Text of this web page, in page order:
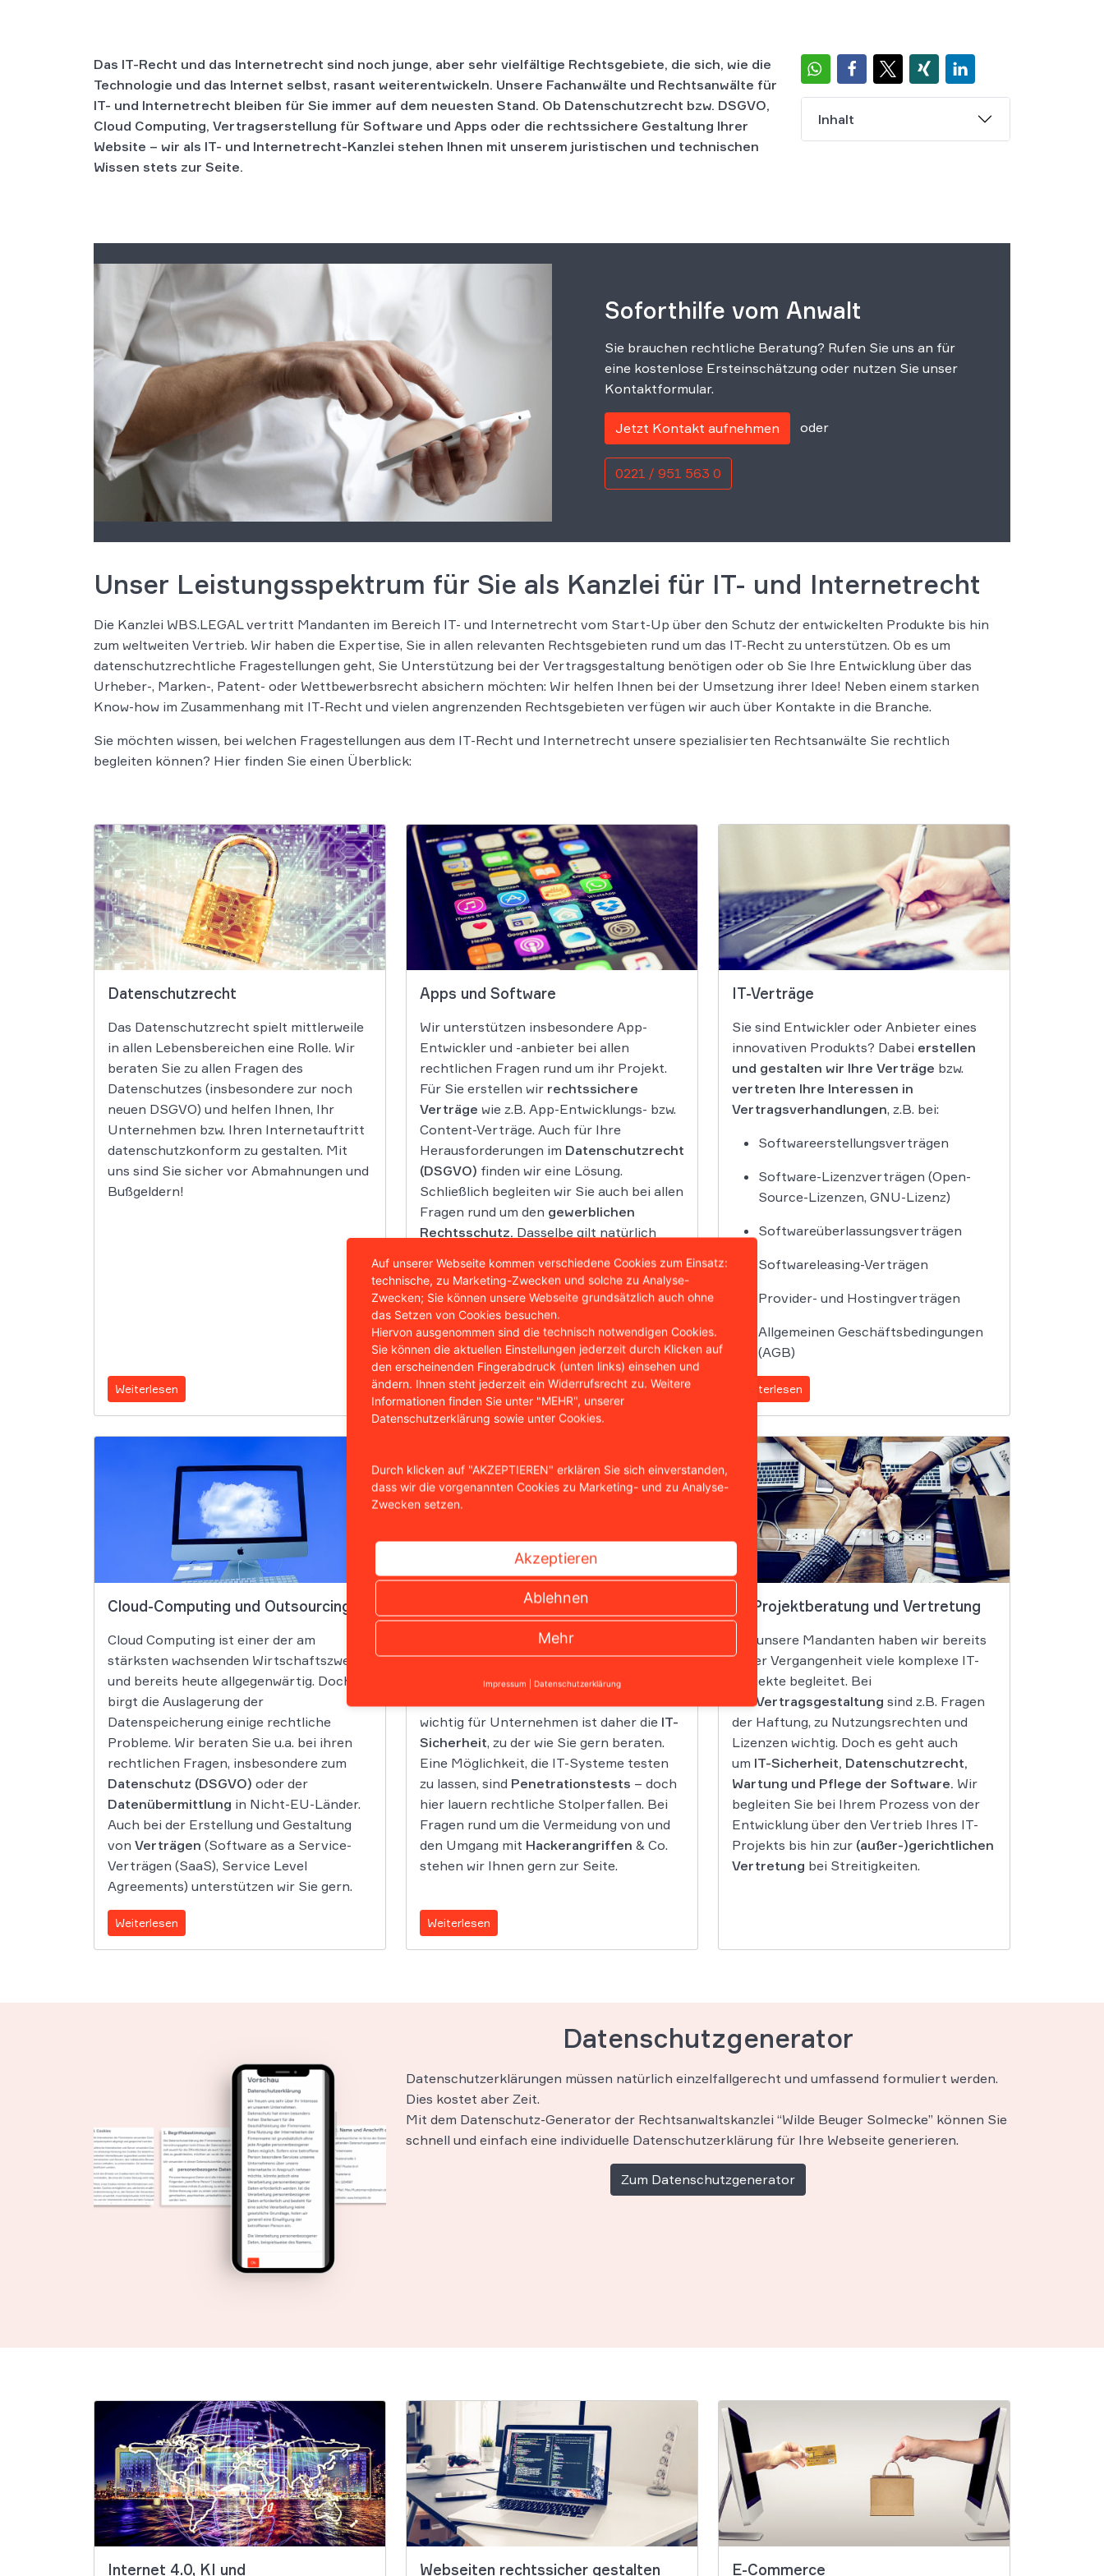
Inhalt
Das IT-Recht und das Internetrecht sind noch junge, aber sehr vielfältige Rechtsgebiete, die sich, wie die
Technologie und das Internet selbst, rasant weiterentwickeln. Unsere Fachanwälte und Rechtsanwälte für
IT- und Internetrecht bleiben für Sie immer auf dem neuesten Stand. Ob Datenschutzrecht bzw. DSGVO,
Cloud Computing, Vertragserstellung für Software und Apps oder die rechtssichere Gestaltung Ihrer
Website – wir als IT- und Internetrecht-Kanzlei stehen Ihnen mit unserem juristischen und technischen
Wissen stets zur Seite.
Soforthilfe vom Anwalt
Sie brauchen rechtliche Beratung? Rufen Sie uns an für
eine kostenlose Ersteinschätzung oder nutzen Sie unser
Kontaktformular.
Jetzt Kontakt aufnehmen oder
0221 / 951 563 0
Unser Leistungsspektrum für Sie als Kanzlei für IT- und Internetrecht
Die Kanzlei WBS.LEGAL vertritt Mandanten im Bereich IT- und Internetrecht vom Start-Up über den Schutz der entwickelten Produkte bis hin
zum weltweiten Vertrieb. Wir haben die Expertise, Sie in allen relevanten Rechtsgebieten rund um das IT-Recht zu unterstützen. Ob es um
datenschutzrechtliche Fragestellungen geht, Sie Unterstützung bei der Vertragsgestaltung benötigen oder ob Sie Ihre Entwicklung über das
Urheber-, Marken-, Patent- oder Wettbewerbsrecht absichern möchten: Wir helfen Ihnen bei der Umsetzung ihrer Idee! Neben einem starken
Know-how im Zusammenhang mit IT-Recht und vielen angrenzenden Rechtsgebieten verfügen wir auch über Kontakte in die Branche.
Sie möchten wissen, bei welchen Fragestellungen aus dem IT-Recht und Internetrecht unsere spezialisierten Rechtsanwälte Sie rechtlich
begleiten können? Hier finden Sie einen Überblick:
Datenschutzrecht
Das Datenschutzrecht spielt mittlerweile
in allen Lebensbereichen eine Rolle. Wir
beraten Sie zu allen Fragen des
Datenschutzes (insbesondere zur noch
neuen DSGVO) und helfen Ihnen, Ihr
Unternehmen bzw. Ihren Internetauftritt
datenschutzkonform zu gestalten. Mit
uns sind Sie sicher vor Abmahnungen und
Bußgeldern!
Weiterlesen
Apps und Software
Wir unterstützen insbesondere App-
Entwickler und -anbieter bei allen
rechtlichen Fragen rund um ihr Projekt.
Für Sie erstellen wir rechtssichere
Verträge wie z.B. App-Entwicklungs- bzw.
Content-Verträge. Auch für Ihre
Herausforderungen im Datenschutzrecht
(DSGVO) finden wir eine Lösung.
Schließlich begleiten wir Sie auch bei allen
Fragen rund um den gewerblichen
Rechtsschutz. Dasselbe gilt natürlich
Weiterlesen
IT-Verträge
Sie sind Entwickler oder Anbieter eines
innovativen Produkts? Dabei erstellen
und gestalten wir Ihre Verträge bzw.
vertreten Ihre Interessen in
Vertragsverhandlungen, z.B. bei:
Softwareerstellungsverträgen
Software-Lizenzverträgen (Open-
Source-Lizenzen, GNU-Lizenz)
Softwareüberlassungsverträgen
Softwareleasing-Verträgen
Provider- und Hostingverträgen
Allgemeinen Geschäftsbedingungen
(AGB)
Weiterlesen
Cloud-Computing und Outsourcing
Cloud Computing ist einer der am
stärksten wachsenden Wirtschaftszweige
und bereits heute allgegenwärtig. Doch
birgt die Auslagerung der
Datenspeicherung einige rechtliche
Probleme. Wir beraten Sie u.a. bei ihren
rechtlichen Fragen, insbesondere zum
Datenschutz (DSGVO) oder der
Datenübermittlung in Nicht-EU-Länder.
Auch bei der Erstellung und Gestaltung
von Verträgen (Software as a Service-
Verträgen (SaaS), Service Level
Agreements) unterstützen wir Sie gern.
Weiterlesen
Computerkriminalität und IT-
Sicherheit
Die weite Verbreitung der
Informationstechnologie bietet enormes
wichtig für Unternehmen ist daher die IT-
Sicherheit, zu der wie Sie gern beraten.
Eine Möglichkeit, die IT-Systeme testen
zu lassen, sind Penetrationstests – doch
hier lauern rechtliche Stolperfallen. Bei
Fragen rund um die Vermeidung von und
den Umgang mit Hackerangriffen & Co.
stehen wir Ihnen gern zur Seite.
Weiterlesen
IT-Projektberatung und Vertretung
Für unsere Mandanten haben wir bereits
in der Vergangenheit viele komplexe IT-
Projekte begleitet. Bei
Vertragsgestaltung sind z.B. Fragen
der Haftung, zu Nutzungsrechten und
Lizenzen wichtig. Doch es geht auch
um IT-Sicherheit, Datenschutzrecht,
Wartung und Pflege der Software. Wir
begleiten Sie bei Ihrem Prozess von der
Entwicklung über den Vertrieb Ihres IT-
Projekts bis hin zur (außer-)gerichtlichen
Vertretung bei Streitigkeiten.
Datenschutzgenerator
Datenschutzerklärungen müssen natürlich einzelfallgerecht und umfassend formuliert werden.
Dies kostet aber Zeit.
Mit dem Datenschutz-Generator der Rechtsanwaltskanzlei “Wilde Beuger Solmecke” können Sie
schnell und einfach eine individuelle Datenschutzerklärung für Ihre Webseite generieren.
Zum Datenschutzgenerator
Internet 4.0, KI und Webseiten rechtssicher gestalten E-Commerce
Auf unserer Webseite kommen verschiedene Cookies zum Einsatz:
technische, zu Marketing-Zwecken und solche zu Analyse-
Zwecken; Sie können unsere Webseite grundsätzlich auch ohne
das Setzen von Cookies besuchen.
Hiervon ausgenommen sind die technisch notwendigen Cookies.
Sie können die aktuellen Einstellungen jederzeit durch Klicken auf
den erscheinenden Fingerabdruck (unten links) einsehen und
ändern. Ihnen steht jederzeit ein Widerrufsrecht zu. Weitere
Informationen finden Sie unter "MEHR", unserer
Datenschutzerklärung sowie unter Cookies.
Durch klicken auf "AKZEPTIEREN" erklären Sie sich einverstanden,
dass wir die vorgenannten Cookies zu Marketing- und zu Analyse-
Zwecken setzen.
Akzeptieren
Ablehnen
Mehr
Impressum Datenschutzerklärung